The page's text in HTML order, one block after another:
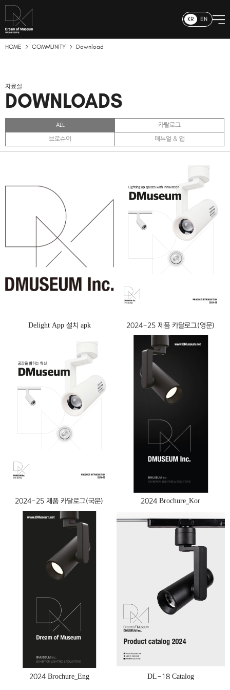
KR EN
HOME COMMUNITY Download
자료실
DOWNLOADS
ALL 카탈로그
브로슈어 매뉴얼 & 앱
Delight App 설치 apk 2024-25 제품 카달로그(영문)
2024-25 제품 카달로그(국문) 2024 Brochure_Kor
2024 Brochure_Eng DL-18 Catalog